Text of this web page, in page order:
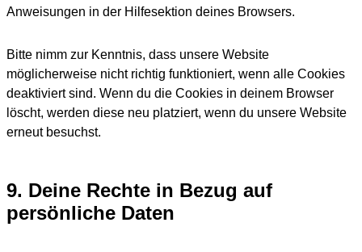
Anweisungen in der Hilfesektion deines Browsers.
Bitte nimm zur Kenntnis, dass unsere Website
möglicherweise nicht richtig funktioniert, wenn alle Cookies
deaktiviert sind. Wenn du die Cookies in deinem Browser
löscht, werden diese neu platziert, wenn du unsere Website
erneut besuchst.
9. Deine Rechte in Bezug auf
persönliche Daten